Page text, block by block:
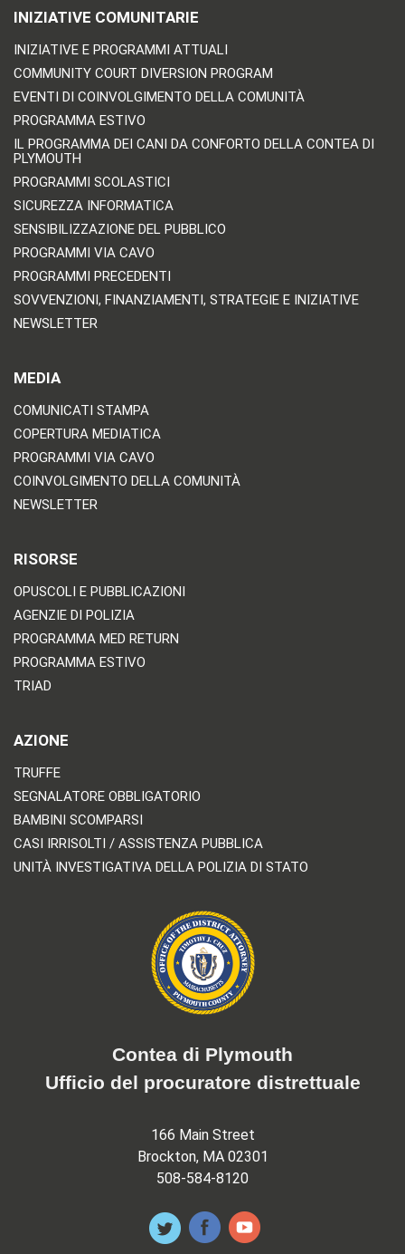
INIZIATIVE COMUNITARIE
INIZIATIVE E PROGRAMMI ATTUALI
COMMUNITY COURT DIVERSION PROGRAM
EVENTI DI COINVOLGIMENTO DELLA COMUNITÀ
PROGRAMMA ESTIVO
IL PROGRAMMA DEI CANI DA CONFORTO DELLA CONTEA DI
PLYMOUTH
PROGRAMMI SCOLASTICI
SICUREZZA INFORMATICA
SENSIBILIZZAZIONE DEL PUBBLICO
PROGRAMMI VIA CAVO
PROGRAMMI PRECEDENTI
SOVVENZIONI, FINANZIAMENTI, STRATEGIE E INIZIATIVE
NEWSLETTER
MEDIA
COMUNICATI STAMPA
COPERTURA MEDIATICA
PROGRAMMI VIA CAVO
COINVOLGIMENTO DELLA COMUNITÀ
NEWSLETTER
RISORSE
OPUSCOLI E PUBBLICAZIONI
AGENZIE DI POLIZIA
PROGRAMMA MED RETURN
PROGRAMMA ESTIVO
TRIAD
AZIONE
TRUFFE
SEGNALATORE OBBLIGATORIO
BAMBINI SCOMPARSI
CASI IRRISOLTI / ASSISTENZA PUBBLICA
UNITÀ INVESTIGATIVA DELLA POLIZIA DI STATO
Contea di Plymouth
Ufficio del procuratore distrettuale
166 Main Street
Brockton, MA 02301
508-584-8120